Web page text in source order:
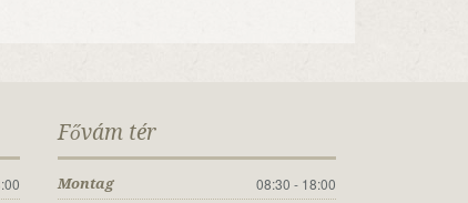
Fővám tér
Montag 08:30 - 18:00